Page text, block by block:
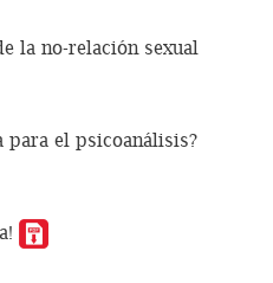
la no-relación sexual
para el psicoanálisis?